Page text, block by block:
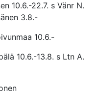
10.6.-22.7. s Vänr N.
3.8.-
10.6.-
10.6.-13.8. s Ltn A.